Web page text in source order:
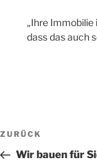
„Ihre
dass das auch
Vorheriger
Beitrag
ZURÜCK
Wir bauen für